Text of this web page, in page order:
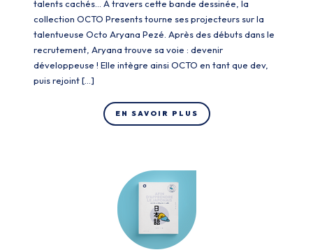
talents cachés… À travers cette bande dessinée, la
collection OCTO Presents tourne ses projecteurs sur la
talentueuse Octo Aryana Pezé. Après des débuts dans le
recrutement, Aryana trouve sa voie : devenir
développeuse ! Elle intègre ainsi OCTO en tant que dev,
puis rejoint […]
EN SAVOIR PLUS